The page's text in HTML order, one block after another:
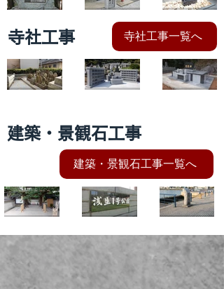
幡西区
幡宮
200年
祭寄付
畑区）
（小倉
南区）
（若松
区）
寺社工事 寺社工事一覧へ
永源寺
（八幡
西区）
新設合
葬墓・
供養廟
（若松
区）
新設合
葬墓
市）
建築・景観石工事
建築・景観石工事一覧へ
【中国
産】石
貼り改
修工事
浅生第
一公園
（戸畑
区）
お汐井
汲み場
（戸畑